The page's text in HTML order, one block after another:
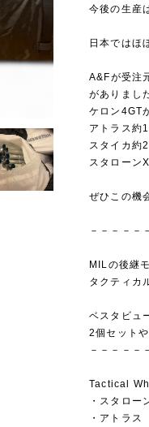
今後の生産
日本ではほ
A&Fが受注
がありまし
ケロン4GT
アトラス約
スタイカ約
スタローン
ぜひこの機
－－－－－
MILの後継
タクティカ
ベスタビュ
2個セット
－－－－－
Tactical
・スタロー
・アトラス